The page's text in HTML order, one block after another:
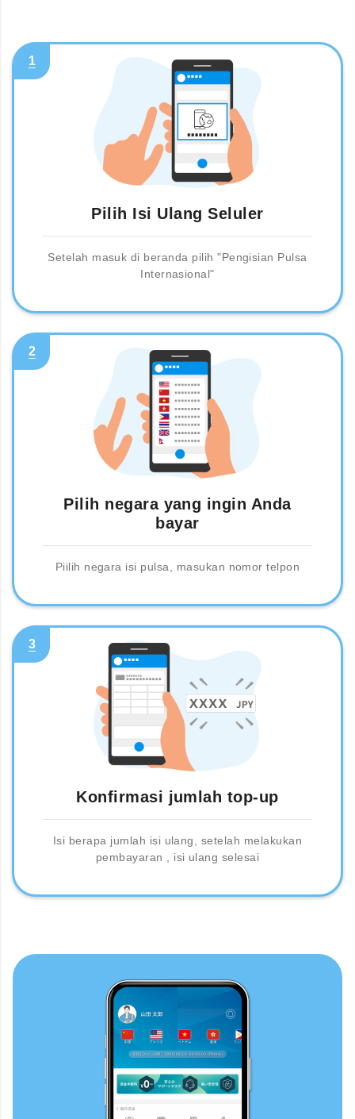
1
Pilih Isi Ulang Seluler
Setelah masuk di beranda pilih "Pengisian Pulsa
Internasional"
2
Pilih negara yang ingin Anda
bayar
Piilih negara isi pulsa, masukan nomor telpon
3
Konfirmasi jumlah top-up
Isi berapa jumlah isi ulang, setelah melakukan
pembayaran , isi ulang selesai